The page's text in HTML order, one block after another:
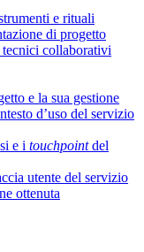
e rituali
di progetto
collaborativi
e la sua gestione
d’uso del servizio
e i touchpointdel
utente del servizio
ottenuta